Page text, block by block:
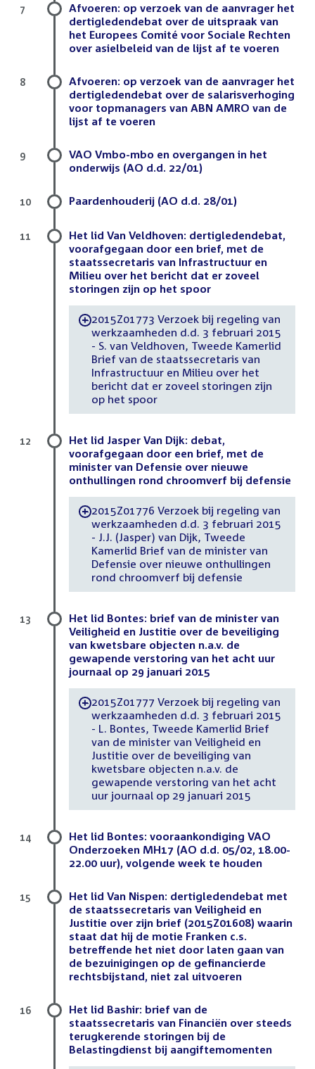
Afvoeren: op verzoek van de aanvrager het
dertigledendebat over de uitspraak van
het Europees Comité voor Sociale Rechten
over asielbeleid van de lijst af te voeren
7
Afvoeren: op verzoek van de aanvrager het
dertigledendebat over de salarisverhoging
voor topmanagers van ABN AMRO van de
lijst af te voeren
8
VAO Vmbo-mbo en overgangen in het
onderwijs (AO d.d. 22/01)
9
Paardenhouderij (AO d.d. 28/01)
10
Het lid Van Veldhoven: dertigledendebat,
voorafgegaan door een brief, met de
staatssecretaris van Infrastructuur en
Milieu over het bericht dat er zoveel
storingen zijn op het spoor
-2015Z01773 Verzoek bij regeling van
werkzaamheden d.d. 3 februari 2015
- S. van Veldhoven, Tweede Kamerlid
Brief van de staatssecretaris van
Infrastructuur en Milieu over het
bericht dat er zoveel storingen zijn
op het spoor
11
Het lid Jasper Van Dijk: debat,
voorafgegaan door een brief, met de
minister van Defensie over nieuwe
onthullingen rond chroomverf bij defensie
-2015Z01776 Verzoek bij regeling van
werkzaamheden d.d. 3 februari 2015
- J.J. (Jasper) van Dijk, Tweede
Kamerlid Brief van de minister van
Defensie over nieuwe onthullingen
rond chroomverf bij defensie
12
Het lid Bontes: brief van de minister van
Veiligheid en Justitie over de beveiliging
van kwetsbare objecten n.a.v. de
gewapende verstoring van het acht uur
journaal op 29 januari 2015
-2015Z01777 Verzoek bij regeling van
werkzaamheden d.d. 3 februari 2015
- L. Bontes, Tweede Kamerlid Brief
van de minister van Veiligheid en
Justitie over de beveiliging van
kwetsbare objecten n.a.v. de
gewapende verstoring van het acht
uur journaal op 29 januari 2015
13
Het lid Bontes: vooraankondiging VAO
Onderzoeken MH17 (AO d.d. 05/02, 18.00-
22.00 uur), volgende week te houden
14
Het lid Van Nispen: dertigledendebat met
de staatssecretaris van Veiligheid en
Justitie over zijn brief (2015Z01608) waarin
staat dat hij de motie Franken c.s.
betreffende het niet door laten gaan van
de bezuinigingen op de gefinancierde
rechtsbijstand, niet zal uitvoeren
15
Het lid Bashir: brief van de
staatssecretaris van Financiën over steeds
terugkerende storingen bij de
Belastingdienst bij aangiftemomenten
16